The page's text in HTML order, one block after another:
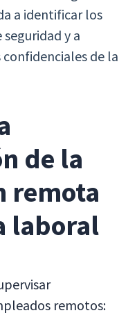
a identificar los
y a
de la
de la
remota
laboral
remotos: